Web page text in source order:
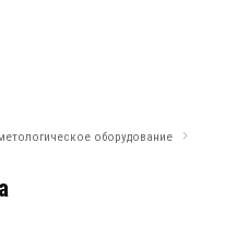
оборудование